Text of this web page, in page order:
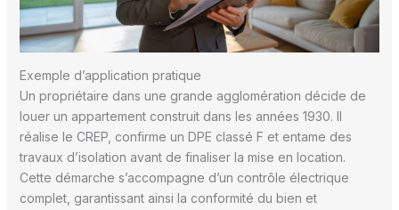
Exemple d’application pratique
Un propriétaire dans une grande agglomération décide de
louer un appartement construit dans les années 1930. Il
réalise le CREP, confirme un DPE classé F et entame des
travaux d’isolation avant de finaliser la mise en location.
Cette démarche s’accompagne d’un contrôle électrique
complet, garantissant ainsi la conformité du bien et